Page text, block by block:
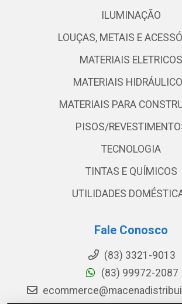
ILUMINAÇÃO
LOUÇAS, METAIS E
MATERIAIS ELETRICOS
MATERIAIS
MATERIAIS PARA
PISOS/
TECNOLOGIA
TINTAS E QUÍMICOS
UTILIDADES
Fale Conosco
(83) 3321-9013
(83) 99972-2087